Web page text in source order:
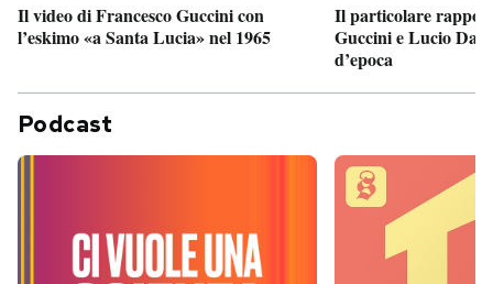
Il video di Francesco Guccini con
l’eskimo «a Santa Lucia» nel 1965
Il particolare
Guccini e Lucio
d’epoca
Podcast